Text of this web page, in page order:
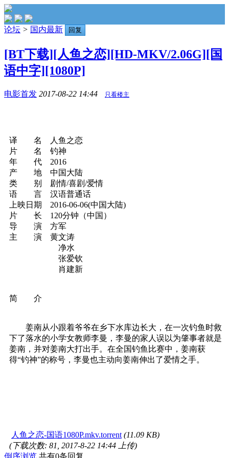
论坛 > 国内最新 回复
[BT下载][人鱼之恋][HD-MKV/2.06G][国
语中字][1080P]
电影首发 2017-08-22 14:44 只看楼主
译 名 人鱼之恋
片 名 钓神
年 代 2016
产 地 中国大陆
类 别 剧情/喜剧/爱情
语 言 汉语普通话
上映日期 2016-06-06(中国大陆)
片 长 120分钟（中国）
导 演 方军
主 演 黄文涛
净水
张爱钦
肖建新
简 介
姜南从小跟着爷爷在乡下水库边长大，在一次钓鱼时救
下了落水的小学女教师李曼，李曼的家人误以为肇事者就是
姜南，并对姜南大打出手。在全国钓鱼比赛中，姜南获
得“钓神”的称号，李曼也主动向姜南伸出了爱情之手。
人鱼之恋-国语1080P.mkv.torrent (11.09 KB)
(下载次数: 81, 2017-8-22 14:44 上传)
倒序浏览 共有0条回复